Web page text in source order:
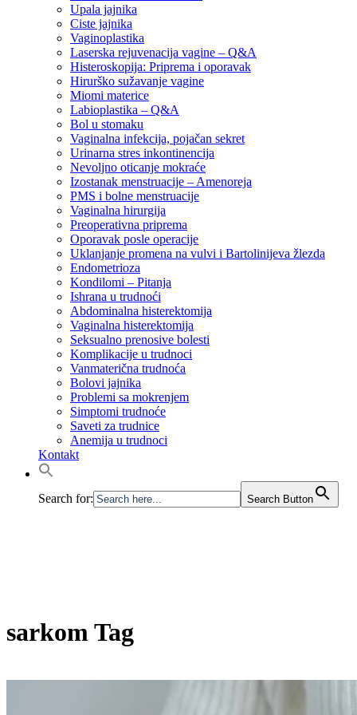
Upala jajnika
Ciste jajnika
Vaginoplastika
Laserska rejuvenacija vagine – Q&A
Histeroskopija: Priprema i oporavak
Hirurško sužavanje vagine
Miomi materice
Labioplastika – Q&A
Bol u stomaku
Vaginalna infekcija, pojačan sekret
Urinarna stres inkontinencija
Nevoljno oticanje mokraće
Izostanak menstruacije – Amenoreja
PMS i bolne menstruacije
Vaginalna hirurgija
Preoperativna priprema
Oporavak posle operacije
Uklanjanje promena na vulvi i Bartolinijeva žlezda
Endometrioza
Kondilomi – Pitanja
Ishrana u trudnoći
Abdominalna histerektomija
Vaginalna histerektomija
Seksualno prenosive bolesti
Komplikacije u trudnoci
Vanmaterična trudnoća
Bolovi jajnika
Problemi sa mokrenjem
Simptomi trudnoće
Saveti za trudnice
Anemija u trudnoci
Kontakt
Search for: Search Button
sarkom Tag